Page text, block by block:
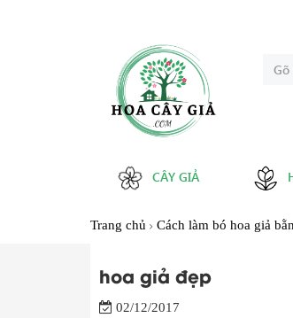
CÂY GIẢ
Trang chủ Cách làm bó hoa giả
hoa giả đẹp
02/12/2017